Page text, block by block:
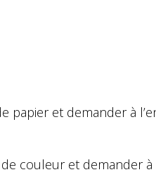
papier et demander à
couleur et demander à